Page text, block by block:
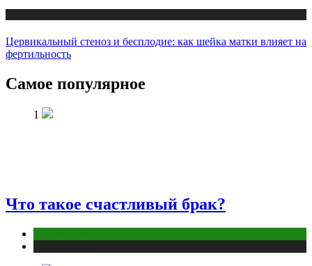
Цервикальный стеноз и бесплодие: как шейка матки влияет на
фертильность
Самое популярное
1
Что такое счастливый брак?